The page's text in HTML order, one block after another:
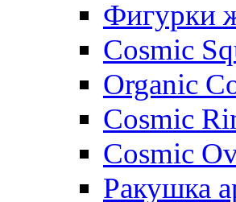
Фигурки
Cosmic
Organic
Cosmic
Cosmic
Ракушка